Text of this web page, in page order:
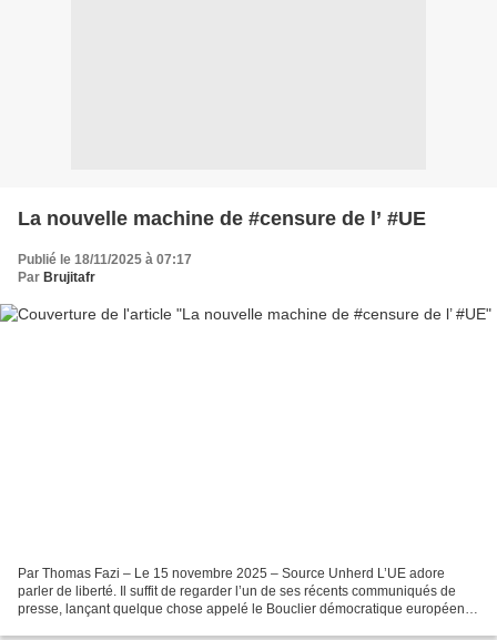
La nouvelle machine de #censure de l’ #UE
Publié le 18/11/2025 à 07:17
Par Brujitafr
Par Thomas Fazi – Le 15 novembre 2025 – Source Unherd L’UE adore
parler de liberté. Il suffit de regarder l’un de ses récents communiqués de
presse, lançant quelque chose appelé le Bouclier démocratique européen,